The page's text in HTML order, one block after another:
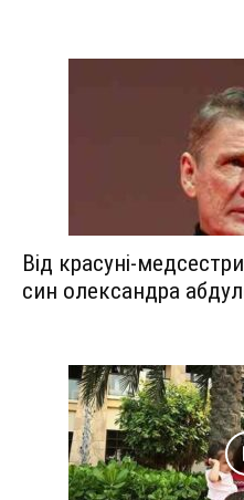
Від красуні-
син олександра